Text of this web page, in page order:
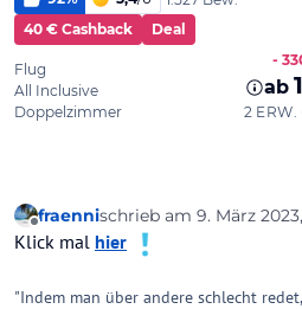
Offline
fraennischrieb am 9. März
zuletzt editiert von
Klick mal hier
"Indem man über andere schlecht